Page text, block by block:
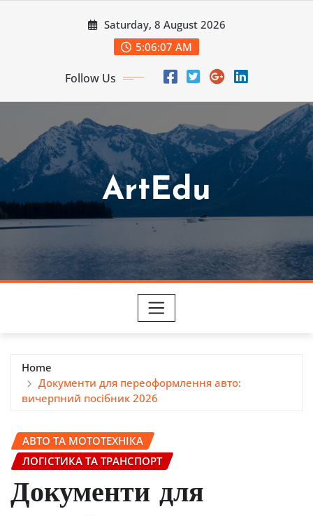
Saturday, 8 August 2026
5:06:09 AM
Follow Us
ArtEdu
Home
Документи для переоформлення авто:
вичерпний посібник 2026
АВТО ТА МОТОТЕХНІКА
ЛОГІСТИКА ТА ТРАНСПОРТ
Документи для